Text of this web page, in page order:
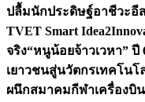
ปลื้มนักประดิษฐ์อาชีวะอี
TVET Smart
จริง“หนูน้อยจ้าวเวหา”
เยาวชนสู่นวัตกรเทคโน
ผนึกสมาคมกีฬาเครื่องบิ